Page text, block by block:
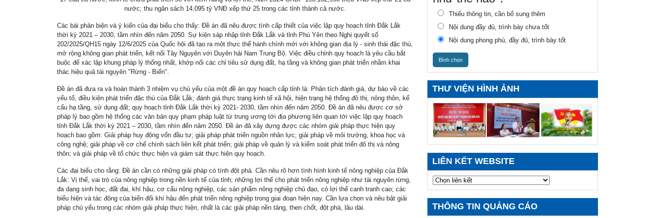
nước; thu ngân sách 14.095 tỷ VNĐ xếp thứ 25 trong các tỉnh thành cả nước.
Các bài phản biện và ý kiến của đại biểu cho thấy: Đề án đã nêu được tính cấp thiết của việc lập quy hoạch tỉnh Đắk Lắk
thời kỳ 2021 – 2030, tầm nhìn đến năm 2050. Sự kiện sáp nhập tỉnh Đắk Lắk và tỉnh Phú Yên theo Nghị quyết số
202/2025/QH15 ngày 12/6/2025 của Quốc hội đã tạo ra một thực thể hành chính mới với không gian địa lý - sinh thái đặc thù,
mở rộng không gian phát triển, kết nối Tây Nguyên với Duyên hải Nam Trung Bộ. Việc điều chỉnh quy hoạch là yêu cầu bắt
buộc để xác lập khung pháp lý thống nhất, khớp nối các chỉ tiêu sử dụng đất, hạ tầng và không gian phát triển nhằm khai
thác hiệu quả tài nguyên "Rừng - Biển".
Đề án đã đưa ra và hoàn thành 3 nhiệm vụ chủ yếu của một đề án quy hoạch cấp tỉnh là: Phân tích đánh giá, dự báo về các
yếu tố, điều kiện phát triển đặc thù của Đắk Lắk; đánh giá thực trạng kinh tế xã hội, hiện trạng hệ thống đô thị, nông thôn, kế
cấu hạ tầng, sử dụng đất; quy hoạch tỉnh Đắk Lắk thời kỳ 2021- 2030, tầm nhìn đến năm 2050. Đề án đã nêu được cơ sở
pháp lý bao gồm hệ thống các văn bản quy phạm pháp luật từ trung ương tới địa phương liên quan tới việc lập quy hoạch
tỉnh Đắk Lắk thời kỳ 2021 – 2030, tầm nhìn đến năm 2050. Đề án đã xây dựng được các nhóm giải pháp thực hiện quy
hoạch bao gồm: Giải pháp huy động vốn đầu tư; giải pháp phát triển nguồn nhân lực; giải pháp về môi trường, khoa học và
công nghệ; giải pháp về cơ chế chính sách liên kết phát triển; giải pháp về quản lý và kiểm soát phát triển đô thị và nông
thôn; và giải pháp về tổ chức thực hiện và giám sát thực hiện quy hoạch.
Các đại biểu cho rằng: Đề án cần có những giải pháp có tính đột phá. Cần nêu rõ hơn tình hình kinh tế nông nghiệp của Đắk
Lắk: Vị thế, vai trò của nông nghiệp trong nền kinh tế của tỉnh; những lợi thế cho phát triển nông nghiệp như tài nguyên rừng,
đa dạng sinh học, đất đai, khí hậu; cơ cấu nông nghiệp, các sản phẩm nông nghiệp chủ đạo, có lợi thế canh tranh cao; các
biểu hiện và tác động của biến đổi khí hậu đến phát triển nông nghiệp trong giai đoạn hiện nay. Cần lựa chọn và nêu bật giải
pháp chủ yếu trong các nhóm giải pháp thực hiện, nhất là các giải pháp nền tảng, then chốt, đột phá, lâu dài.
Đắk Lắk: Liên hiệp Hội tỉnh tổ chức hội thảo về
kinh tế xanh
Xe tự hành thu gom rác thải dưới đáy hồ - Một giải
Danh sách đoạt giải Hội thi Sáng tạo kỹ thuật tỉnh
Danh sách đoạt giải Hội thi Sáng tạo kỹ thuật tỉnh
Đắk Lắk giai đoạn 2024 - 2025, khu vực phía Đông
Đẩy mạnh triển khai các nhiệm vụ khoa học, công
nghệ, đổi mới sáng tạo và chuyển đổi số
Ngày 30/4/1975 - mốc son lịch sử, động lực xây
dựng đất nước hùng cường
Xác thực SIM qua VNeID: Bước ngoặt dẹp SIM rác,
mở đường định danh số
Đổi mới tư duy quy hoạch để ứng phó biến đổi khí
hậu hiệu quả
Thiếu thông tin, cần bổ sung thêm
Nội dung đầy đủ, trình bày chưa tốt
Nội dung phong phú, đầy đủ, trình bày tốt
Bình chọn
THƯ VIỆN HÌNH ẢNH
LIÊN KẾT WEBSITE
THÔNG TIN QUẢNG CÁO